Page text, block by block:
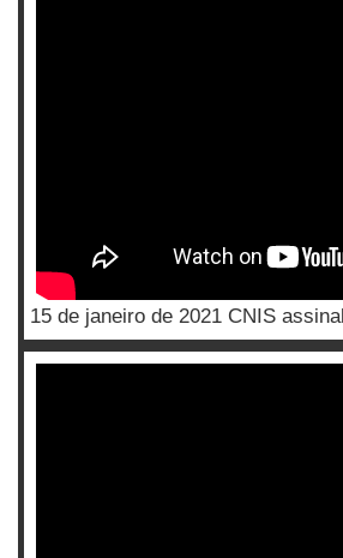
15 de janeiro de 2021 CNIS